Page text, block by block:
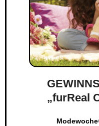
„furReal
Modewoche